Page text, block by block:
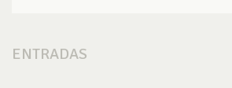
ENTRADAS